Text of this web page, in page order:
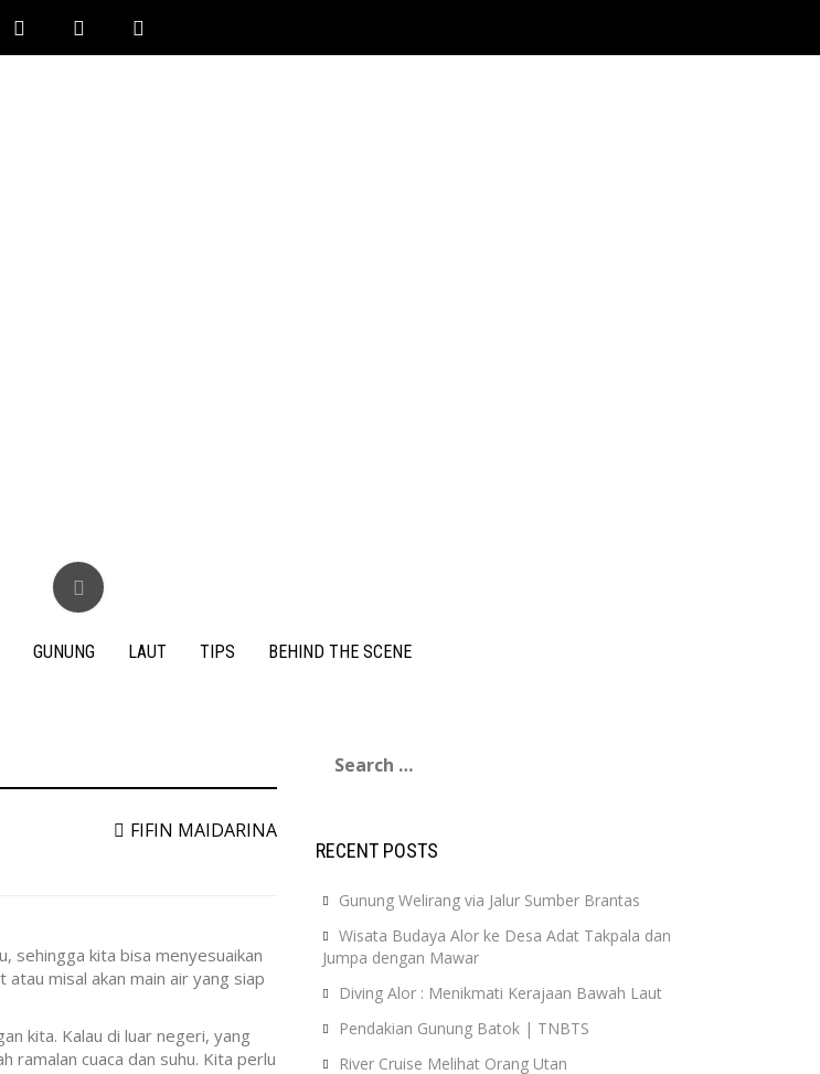
GUNUNG LAUT TIPS BEHIND THE SCENE
FIFIN MAIDARINA
sehingga kita bisa menyesuaikan
misal akan main air yang siap
kita. Kalau di luar negeri, yang
ramalan cuaca dan suhu. Kita perlu
for:
RECENT POSTS
Gunung Welirang via Jalur Sumber Brantas
Wisata Budaya Alor ke Desa Adat Takpala dan
Jumpa dengan Mawar
Diving Alor : Menikmati Kerajaan Bawah Laut
Pendakian Gunung Batok | TNBTS
River Cruise Melihat Orang Utan